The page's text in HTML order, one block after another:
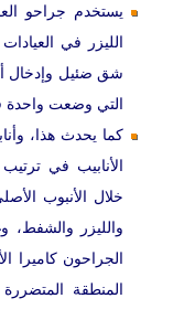
يستخدم جراحو
الليزر في
شق ضئيل وإدخال
التي وضعت واحدة
كما يحدث هذا،
الأنابيب في
خلال الأنبوب
والليزر والشفط،
المنطقة